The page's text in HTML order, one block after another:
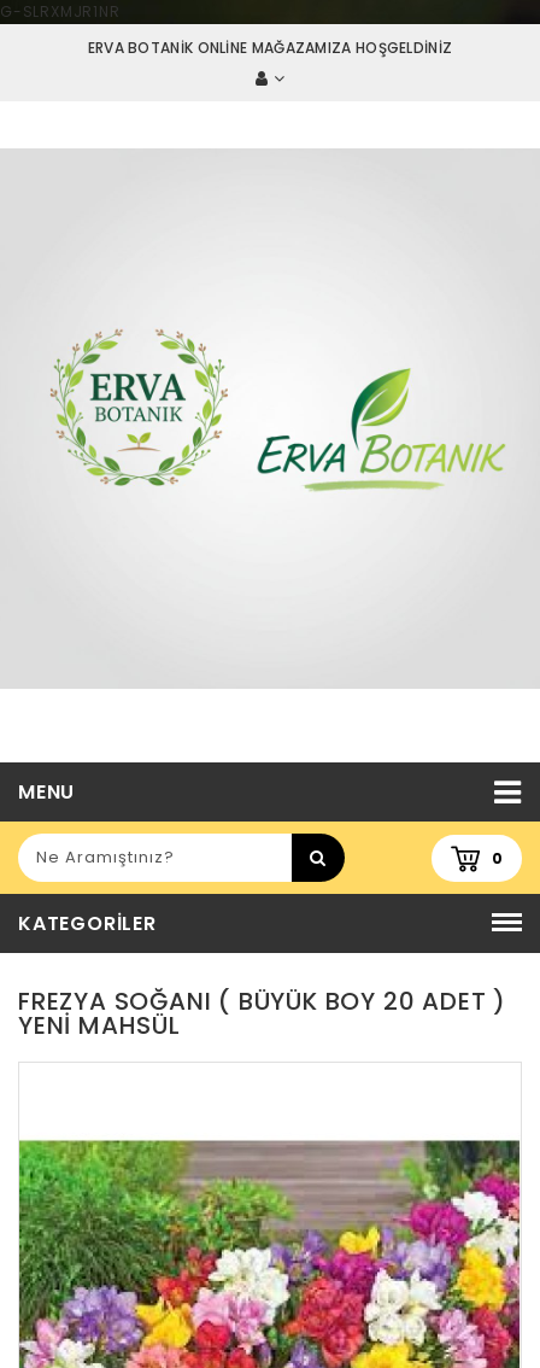
G-SLRXMJR1NR
ERVA BOTANIK ONLINE MAĞAZAMIZA HOŞGELDINIZ
MENU
0
KATEGORILER
FREZYA SOĞANI ( BÜYÜK BOY 20 ADET )
YENİ MAHSÜL